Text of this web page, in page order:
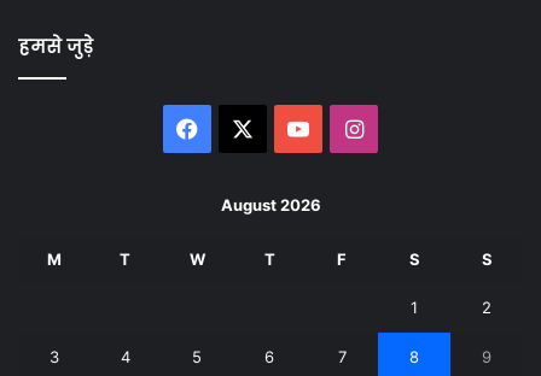
हमसे जुड़े
Facebook YouTubeInstagram
August 2026
M T W T F S S
1 2
3 4 5 6 7 8 9